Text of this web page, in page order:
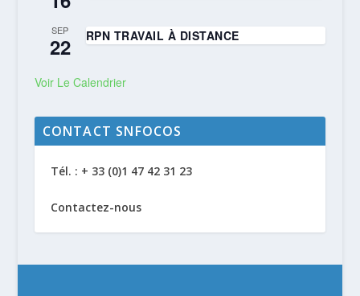
SEP
22 RPN TRAVAIL À DISTANCE
Voir Le Calendrier
CONTACT SNFOCOS
Tél. : + 33 (0)1 47 42 31 23
Contactez-nous